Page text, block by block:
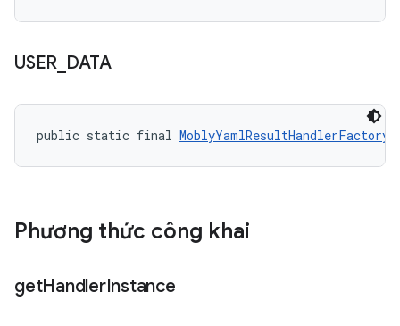
USER DATA
public static final
Phương thức công khai
getHandlerInstance